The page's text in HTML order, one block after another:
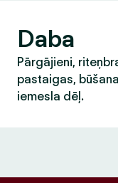
Daba
Pārgājieni,
pastaigas,
iemesla dēļ.